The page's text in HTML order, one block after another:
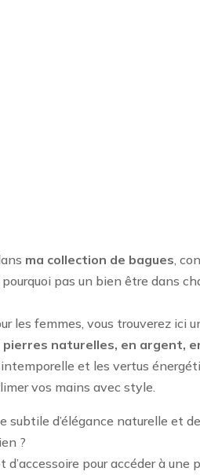
ma collection de bagues ,
pas un bien être dans
les femmes, vous trouverez ici
pierres naturelles, en argent,
et les vertus
vos mains avec style.
subtile d’élégance naturelle et
?
pour accéder à une